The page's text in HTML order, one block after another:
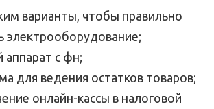
варианты, чтобы правильно
электрооборудование;
аппарат с фн;
для ведения остатков товаров;
онлайн-кассы в налоговой